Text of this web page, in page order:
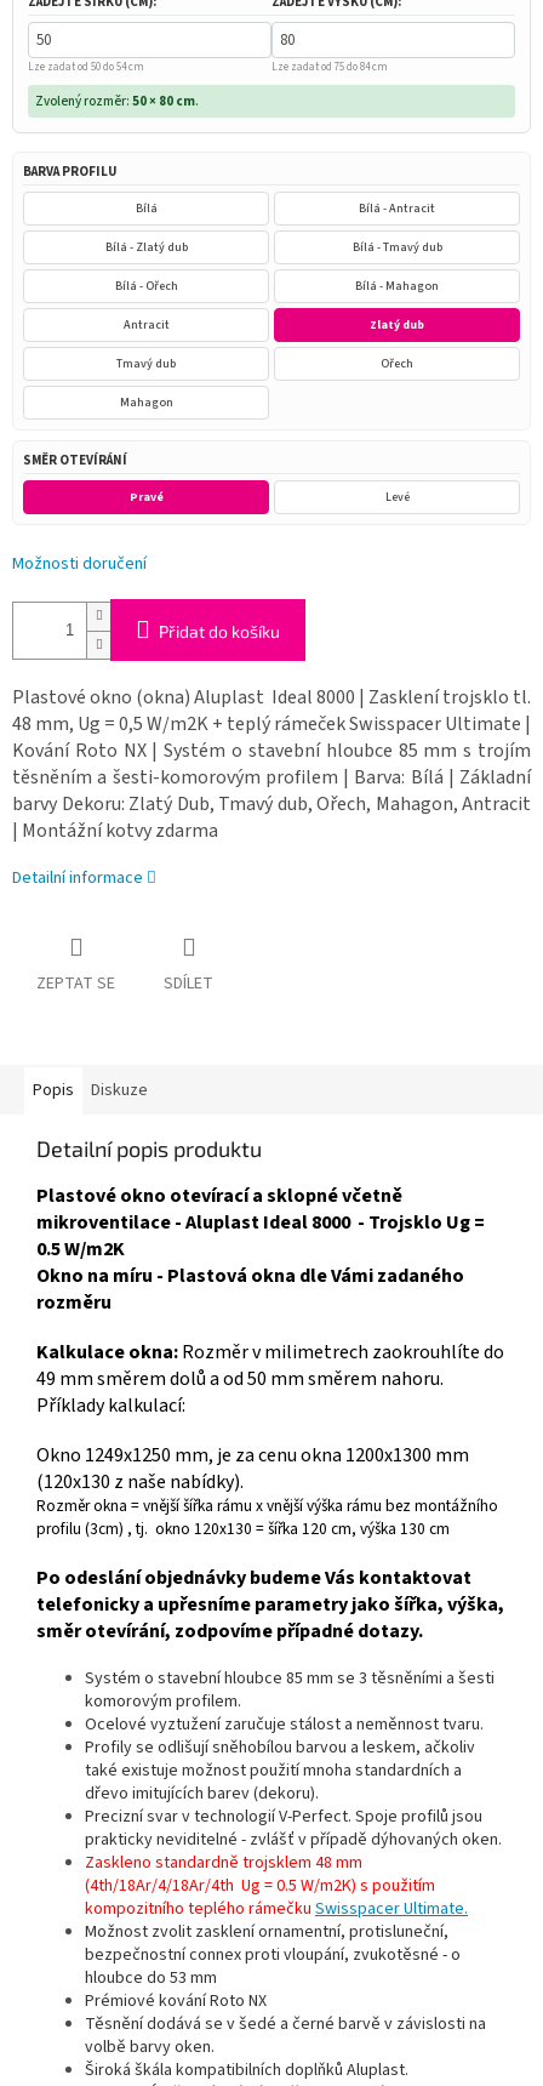
Lze zadat od 50 do 54 cm Lze zadat od 75 do 84 cm
Zvolený rozměr: 50 × 80 cm.
BARVA PROFILU
Bílá Bílá - Antracit
Bílá - Zlatý dub Bílá - Tmavý dub
Bílá - Ořech Bílá - Mahagon
Antracit Zlatý dub
Tmavý dub Ořech
Mahagon
SMĚR OTEVÍRÁNÍ
Pravé Levé
Možnosti doručení
Přidat do košíku
Plastové okno (okna) Aluplast Ideal 8000 | Zasklení trojsklo tl.
48 mm, Ug = 0,5 W/m2K + teplý rámeček Swisspacer Ultimate |
Kování Roto NX | Systém o stavební hloubce 85 mm s trojím
těsněním a šesti-komorovým profilem | Barva: Bílá | Základní
barvy Dekoru: Zlatý Dub, Tmavý dub, Ořech, Mahagon, Antracit
| Montážní kotvy zdarma
Detailní informace
ZEPTAT SE SDÍLET
Popis Diskuze
Detailní popis produktu
Plastové okno otevírací a sklopné včetně
mikroventilace - Aluplast Ideal 8000 - Trojsklo Ug =
0.5 W/m2K
Okno na míru - Plastová okna dle Vámi zadaného
rozměru
Kalkulace okna:Rozměr v milimetrech zaokrouhlíte do
49 mm směrem dolů a od 50 mm směrem nahoru.
Příklady kalkulací:
Okno 1249x1250 mm, je za cenu okna 1200x1300 mm
(120x130 z naše nabídky).
Rozměr okna = vnější šířka rámu x vnější výška rámu bez montážního
profilu (3cm) , tj. okno 120x130 = šířka 120 cm, výška 130 cm
Po odeslání objednávky budeme Vás kontaktovat
telefonicky a upřesníme parametry jako šířka, výška,
směr otevírání, zodpovíme případné dotazy.
Systém o stavební hloubce 85 mm se 3 těsněními a šesti
komorovým profilem.
Ocelové vyztužení zaručuje stálost a neměnnost tvaru.
Profily se odlišují sněhobílou barvou a leskem, ačkoliv
také existuje možnost použití mnoha standardních a
dřevo imitujících barev (dekoru).
Precizní svar v technologií V-Perfect. Spoje profilů jsou
prakticky neviditelné - zvlášť v případě dýhovaných oken.
Zaskleno standardně trojsklem 48 mm
(4th/18Ar/4/18Ar/4th Ug = 0.5 W/m2K) s použitím
kompozitního teplého rámečku Swisspacer Ultimate.
Možnost zvolit zasklení ornamentní, protisluneční,
bezpečnostní connex proti vloupání, zvukotěsné - o
hloubce do 53 mm
Prémiové kování Roto NX
Těsnění dodává se v šedé a černé barvě v závislosti na
volbě barvy oken.
Široká škála kompatibilních doplňků Aluplast.